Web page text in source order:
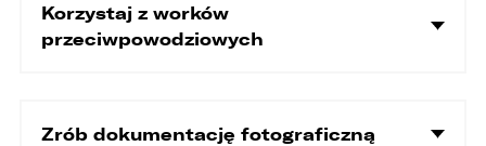
Korzystaj z worków
przeciwpowodziowych
Zrób dokumentację fotograficzną